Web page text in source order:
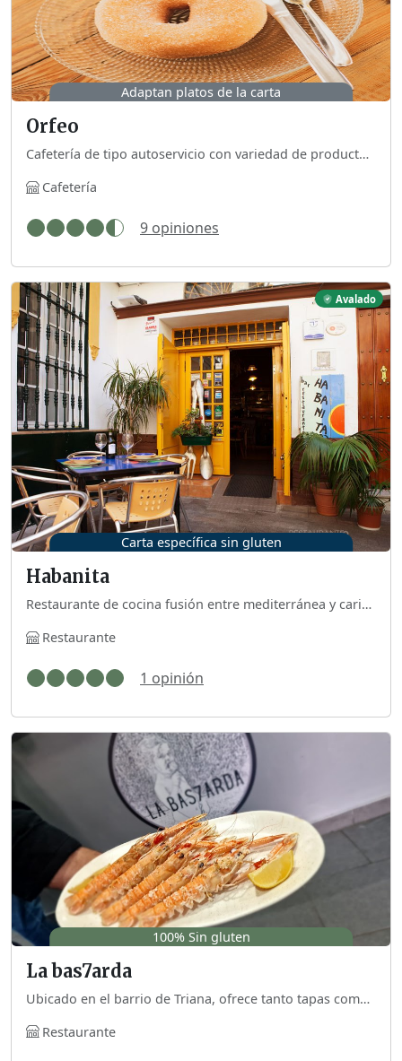
Adaptan platos de la carta
Orfeo
Cafetería de tipo autoservicio con variedad de productos para celíacos sin contaminación cruzada. También tienen opciones veganas y sin lactosa. Disponen de juegos de mesa que prestan bajo fianza para jugar allí.
Cafetería
9 opiniones
Carta específica sin gluten
Avalado
Habanita
Restaurante de cocina fusión entre mediterránea y caribeña que ofrece carta específica para celíacos.
Restaurante
1 opinión
100% Sin gluten
La bas7arda
Ubicado en el barrio de Triana, ofrece tanto tapas como raciones en una carta libre de gluten y de lactosa.
Restaurante